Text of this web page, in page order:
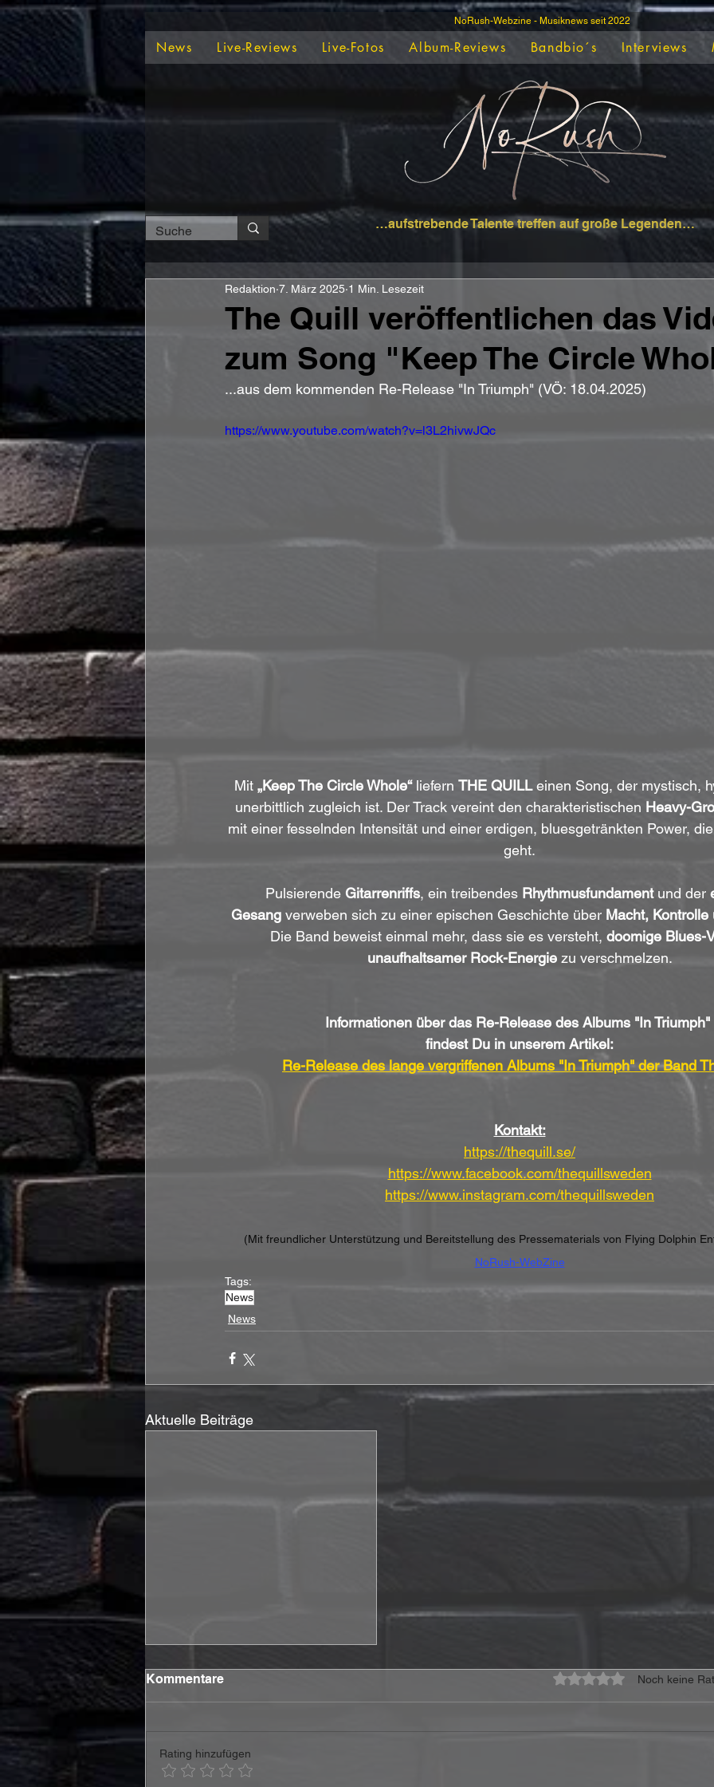
NoRush-Webzine - Musiknews seit 2022
News Live-Reviews Live-Fotos Album-Reviews Bandbio´s Interviews
…aufstrebende Talente treffen auf große Legenden…
The Quill veröffentlichen das
zum Song "Keep The Circle
Redaktion 7. März 2025 1 Min. Lesezeit
...aus dem kommenden Re-Release "In Triumph" (VÖ: 18.04.2025)
https://www.youtube.com/watch?v=l3L2hivwJQc
Mit „Keep The Circle Whole“ liefern THE QUILL einen Song, der mystisch,
unerbittlich zugleich ist. Der Track vereint den charakteristischen Heavy-
mit einer fesselnden Intensität und einer erdigen, bluesgetränkten Power,
geht.
Pulsierende Gitarrenriffs, ein treibendes Rhythmusfundament und der
Gesang verweben sich zu einer epischen Geschichte über Macht,
Die Band beweist einmal mehr, dass sie es versteht, doomige Blues-
unaufhaltsamer Rock-Energie zu verschmelzen.
Informationen über das Re-Release des Albums "In Triumph"
findest Du in unserem Artikel:
Re-Release des lange vergriffenen Albums "In Triumph" der Band
Kontakt:
https://thequill.se/
https://www.facebook.com/thequillsweden
https://www.instagram.com/thequillsweden
(Mit freundlicher Unterstützung und Bereitstellung des Pressematerials von Flying Dolphin
NoRush-WebZine
Tags:
News
News
Aktuelle Beiträge
Kommentare Mit 0 von 5 Sternen
Noch keine
Rating hinzufügen